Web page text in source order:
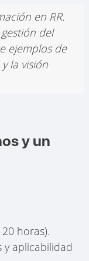
en RR.
del
ejemplos de
la visión
y un
horas).
aplicabilidad